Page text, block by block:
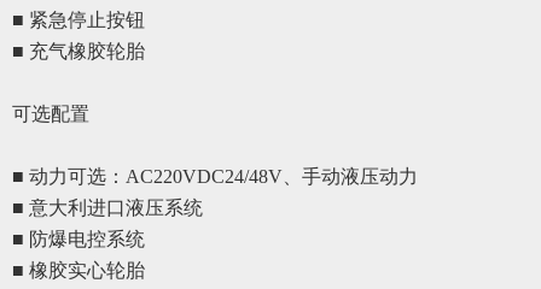
■ 紧急停止按钮
■ 充气橡胶轮胎
可选配置
■ 动力可选：AC220VDC24/48V、手动液压动力
■ 意大利进口液压系统
■ 防爆电控系统
■ 橡胶实心轮胎